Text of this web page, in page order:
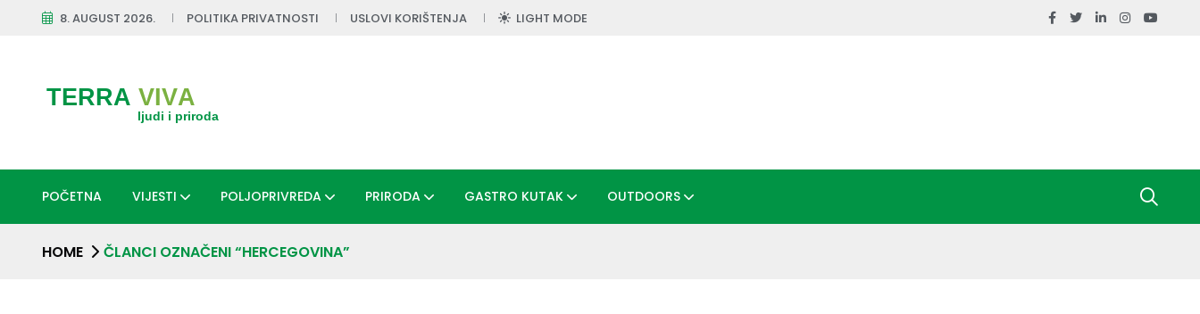
8. AUGUST 2026. POLITIKA PRIVATNOSTI USLOVI KORIŠTENJA LIGHT MODE
POČETNA VIJESTI POLJOPRIVREDA PRIRODA GASTRO KUTAK OUTDOORS
HOME ČLANCI OZNAČENI “HERCEGOVINA”